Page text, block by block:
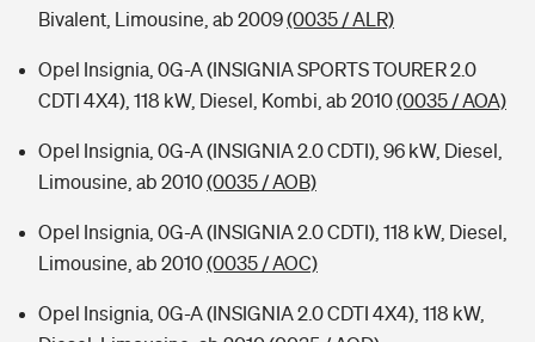
Bivalent, Limousine, ab 2009(0035 / ALR)
Opel Insignia, 0G-A (INSIGNIA SPORTS TOURER 2.0
CDTI 4X4), 118 kW, Diesel, Kombi, ab 2010(0035 / AOA)
Opel Insignia, 0G-A (INSIGNIA 2.0 CDTI), 96 kW, Diesel,
Limousine, ab 2010(0035 / AOB)
Opel Insignia, 0G-A (INSIGNIA 2.0 CDTI), 118 kW, Diesel,
Limousine, ab 2010(0035 / AOC)
Opel Insignia, 0G-A (INSIGNIA 2.0 CDTI 4X4), 118 kW,